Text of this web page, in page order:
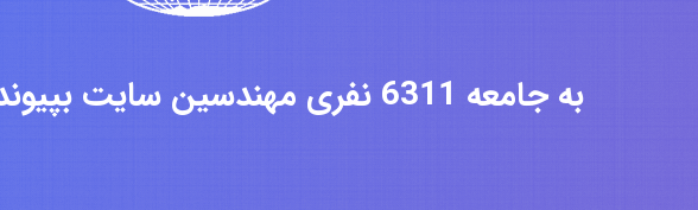
به جامعه 6311 نفری مهندسین سایت بپیوندید